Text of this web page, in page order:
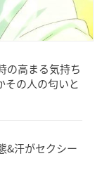
の高まる気持ち
その人の匂いと
&汗がセクシー